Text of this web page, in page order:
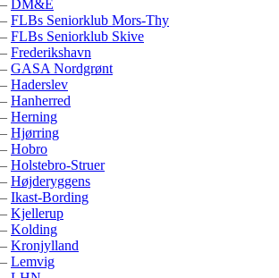
– DM&E
– FLBs Seniorklub Mors-Thy
– FLBs Seniorklub Skive
– Frederikshavn
– GASA Nordgrønt
– Haderslev
– Hanherred
– Herning
– Hjørring
– Hobro
– Holstebro-Struer
– Højderyggens
– Ikast-Bording
– Kjellerup
– Kolding
– Kronjylland
– Lemvig